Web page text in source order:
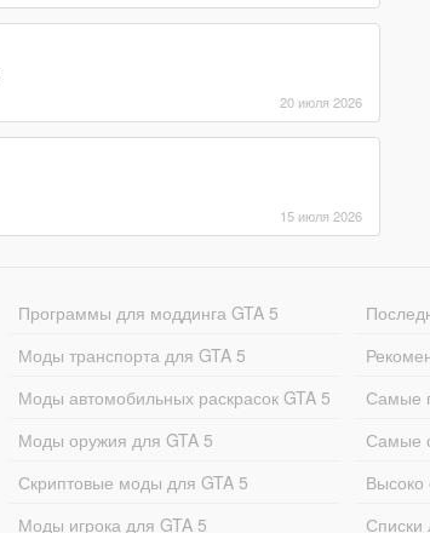
20 июля 2026
15 июля 2026
Программы для моддинга GTA 5
Моды транспорта для GTA 5
Моды автомобильных раскрасок GTA 5
Моды оружия для GTA 5
Скриптовые моды для GTA 5
Моды игрока для GTA 5
Самые
Самые
Списки